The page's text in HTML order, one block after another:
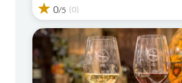
0/5 (0)